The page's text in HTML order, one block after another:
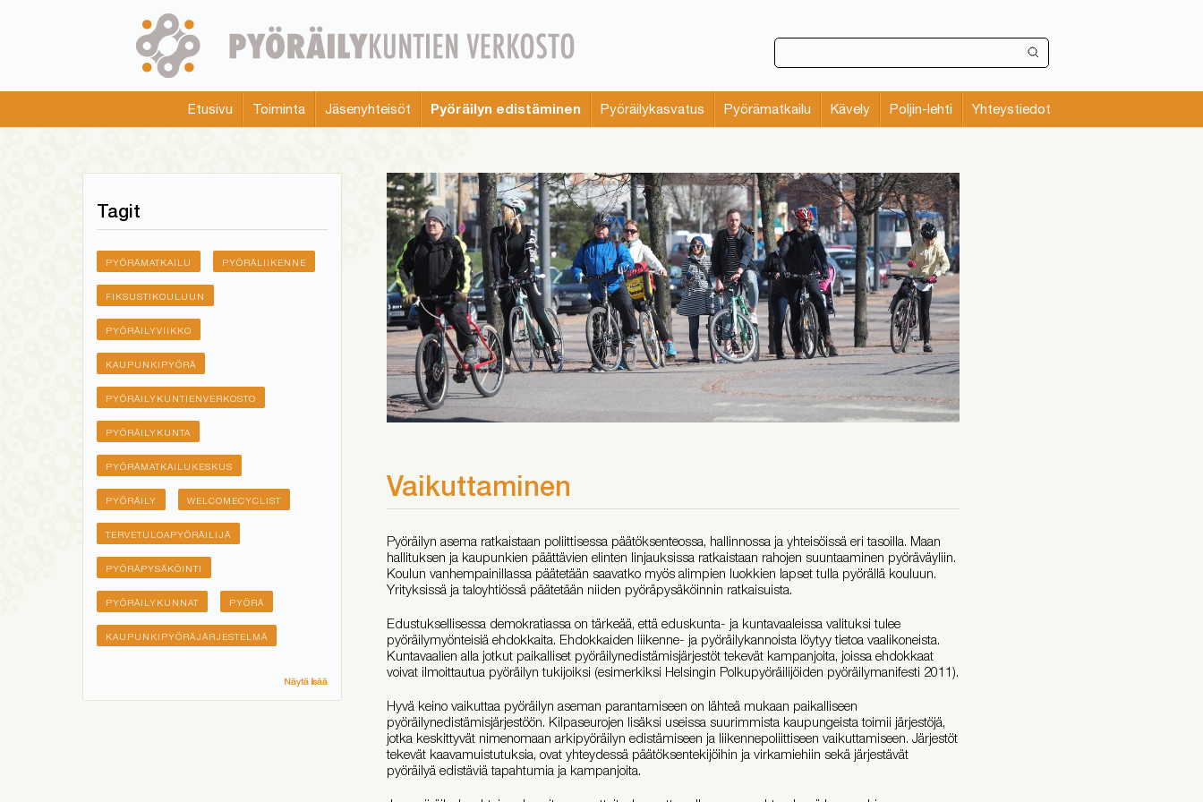
menu
Etusivu Toiminta Jäsenyhteisöt Pyöräilyn edistäminen Pyöräilykasvatus Pyörämatkailu Kävely Poljin-lehti Yhteystiedot
Tagit
PYÖRÄMATKAILU PYÖRÄLIIKENNE
FIKSUSTIKOULUUN
PYÖRÄILYVIIKKO
KAUPUNKIPYÖRÄ
PYÖRÄILYKUNTIENVERKOSTO
PYÖRÄILYKUNTA
PYÖRÄMATKAILUKESKUS
PYÖRÄILY WELCOMECYCLIST
TERVETULOAPYÖRÄILIJÄ
PYÖRÄPYSÄKÖINTI
PYÖRÄILYKUNNAT PYÖRÄ
KAUPUNKIPYÖRÄJÄRJESTELMÄ
Näytä lisää
Vaikuttaminen
Pyöräilyn asema ratkaistaan poliittisessa päätöksenteossa, hallinnossa ja yhteisöissä eri tasoilla. Maan
hallituksen ja kaupunkien päättävien elinten linjauksissa ratkaistaan rahojen suuntaaminen pyöräväyliin.
Koulun vanhempainillassa päätetään saavatko myös alimpien luokkien lapset tulla pyörällä kouluun.
Yrityksissä ja taloyhtiössä päätetään niiden pyöräpysäköinnin ratkaisuista.
Edustuksellisessa demokratiassa on tärkeää, että eduskunta- ja kuntavaaleissa valituksi tulee
pyöräilymyönteisiä ehdokkaita. Ehdokkaiden liikenne- ja pyöräilykannoista löytyy tietoa vaalikoneista.
Kuntavaalien alla jotkut paikalliset pyöräilynedistämisjärjestöt tekevät kampanjoita, joissa ehdokkaat
voivat ilmoittautua pyöräilyn tukijoiksi (esimerkiksi Helsingin Polkupyöräilijöiden pyöräilymanifesti 2011).
Hyvä keino vaikuttaa pyöräilyn aseman parantamiseen on lähteä mukaan paikalliseen
pyöräilynedistämisjärjestöön. Kilpaseurojen lisäksi useissa suurimmista kaupungeista toimii järjestöjä,
jotka keskittyvät nimenomaan arkipyöräilyn edistämiseen ja liikennepoliittiseen vaikuttamiseen. Järjestöt
tekevät kaavamuistutuksia, ovat yhteydessä päätöksentekijöihin ja virkamiehiin sekä järjestävät
pyöräilyä edistäviä tapahtumia ja kampanjoita.